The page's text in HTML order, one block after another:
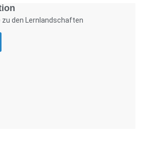
zu den Lernlandschaften